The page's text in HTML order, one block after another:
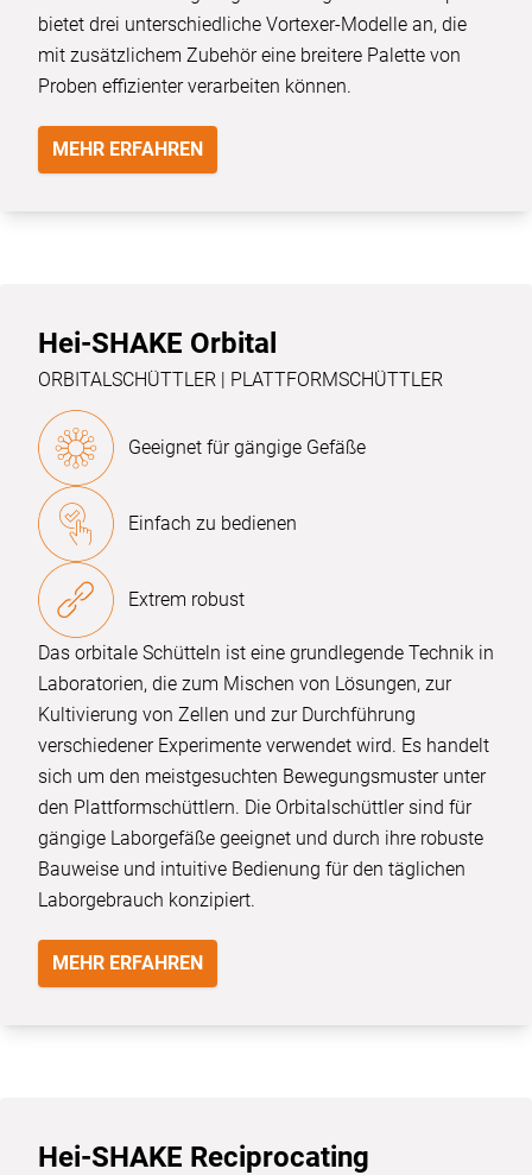
bietet drei unterschiedliche Vortexer-Modelle an, die
mit zusätzlichem Zubehör eine breitere Palette von
Proben effizienter verarbeiten können.
MEHR ERFAHREN
Hei-SHAKE Orbital
ORBITALSCHÜTTLER | PLATTFORMSCHÜTTLER
Geeignet für gängige Gefäße
Einfach zu bedienen
Extrem robust
Das orbitale Schütteln ist eine grundlegende Technik in
Laboratorien, die zum Mischen von Lösungen, zur
Kultivierung von Zellen und zur Durchführung
verschiedener Experimente verwendet wird. Es handelt
sich um den meistgesuchten Bewegungsmuster unter
den Plattformschüttlern. Die Orbitalschüttler sind für
gängige Laborgefäße geeignet und durch ihre robuste
Bauweise und intuitive Bedienung für den täglichen
Laborgebrauch konzipiert.
MEHR ERFAHREN
Hei-SHAKE Reciprocating